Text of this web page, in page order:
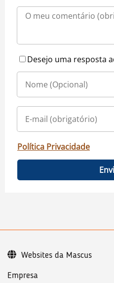
Desejo uma resposta
Política Privacidade
Empresa
Websites da Mascus